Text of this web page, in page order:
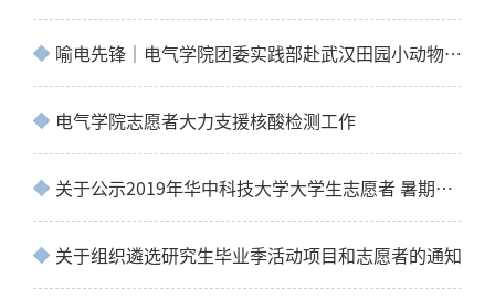
喻电先锋｜电气学院团委实践部赴武汉田园小动物救助基地开展志愿服务活动
电气学院志愿者大力支援核酸检测工作
关于公示2019年华中科技大学大学生志愿者 暑期“三下乡”社会实践活动优秀团队、优秀指…
关于组织遴选研究生毕业季活动项目和志愿者的通知